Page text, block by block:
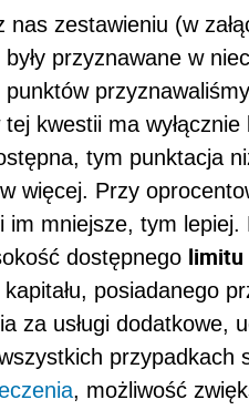
zestawieniu (w
przyznawane w
kwestii ma
tym punktacja
więcej. Przy
im mniejsze, tym
dostępnego limitu
posiadanego
za usługi dodatkowe,
przypadkach
, możliwość